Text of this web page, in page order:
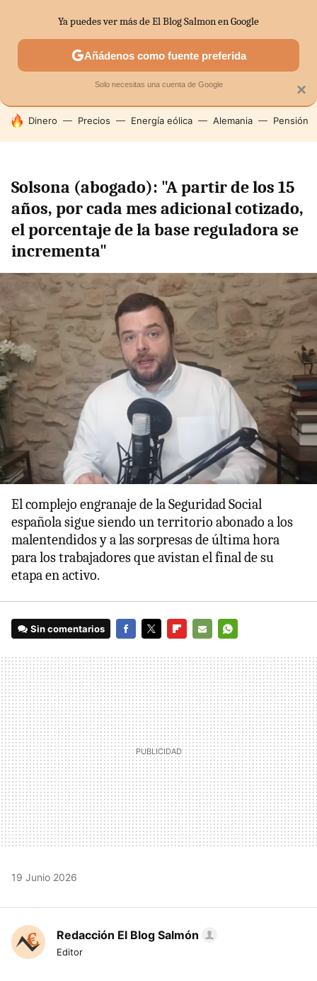
SECTORES ECONOMÍA DOMÉSTICA MERCADOS
HOY SE HABLA DE
Dinero Precios Energía eólica Alemania Pensión
Solsona (abogado): "A partir de los 15
años, por cada mes adicional cotizado,
el porcentaje de la base reguladora se
incrementa"
El complejo engranaje de la Seguridad Social
española sigue siendo un territorio abonado a los
malentendidos y a las sorpresas de última hora
para los trabajadores que avistan el final de su
etapa en activo.
Sin comentarios
MAIL
19 Junio 2026
Redacción El Blog Salmón
Editor
×
Ya puedes ver más de El Blog Salmon en Google
Añádenos como fuente preferida
Solo necesitas una cuenta de Google